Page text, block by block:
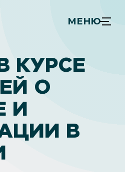
МЕНЮ
КУРСЕ
О
И
В